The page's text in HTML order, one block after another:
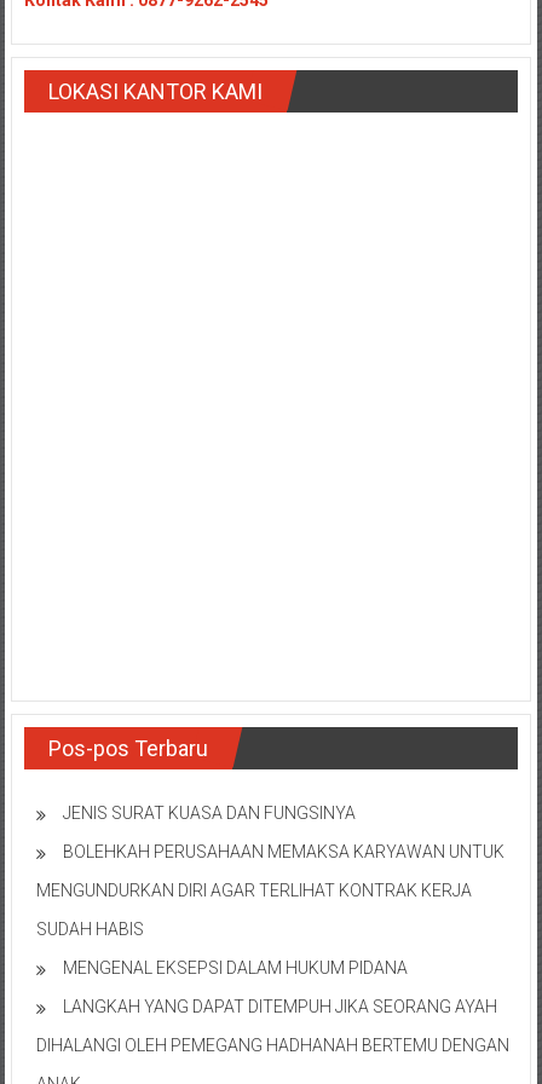
Tanjung
Sarilamak/
Timur/
Kalimantan
Selatan/
Samarinda/Jawa
jawa
Timur/
Terdekat
LOKASI KANTOR KAMI
Pos-pos Terbaru
JENIS SURAT KUASA DAN FUNGSINYA
BOLEHKAH PERUSAHAAN MEMAKSA KARYAWAN UNTUK
MENGUNDURKAN DIRI AGAR TERLIHAT KONTRAK KERJA
SUDAH HABIS
MENGENAL EKSEPSI DALAM HUKUM PIDANA
LANGKAH YANG DAPAT DITEMPUH JIKA SEORANG AYAH
DIHALANGI OLEH PEMEGANG HADHANAH BERTEMU DENGAN